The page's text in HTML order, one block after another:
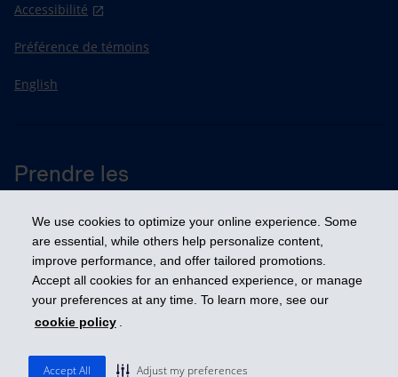
We use cookies to optimize your online experience. Some
are essential, while others help personalize content,
improve performance, and offer tailored promotions.
Accept all cookies for an enhanced experience, or manage
your preferences at any time. To learn more, see our
cookie policy .
Accept All Adjust my preferences
Accessibilité
Préférence de témoins
English
Prendre les
© 2026 Industrielle Alliance, Assurance et services financiers inc. - iA
Groupe financier. Tous droits réservés.
Le masculin est utilisé dans le seul but d’alléger le texte.